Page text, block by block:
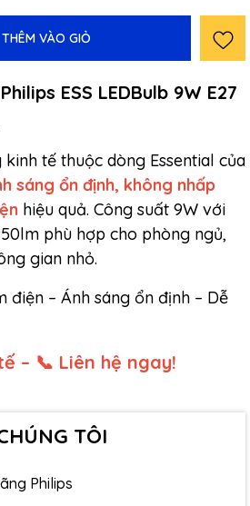
THÊM VÀO GIỎ
ESS LEDBulb 9W E27
kinh tế thuộc dòng Essential của
sáng ổn định, không nhấp
hiệu quả. Công suất 9W với
phù hợp cho phòng ngủ,
gian nhỏ.
điện – Ánh sáng ổn định – Dễ
– 📞 Liên hệ ngay!
TÔI
Philips